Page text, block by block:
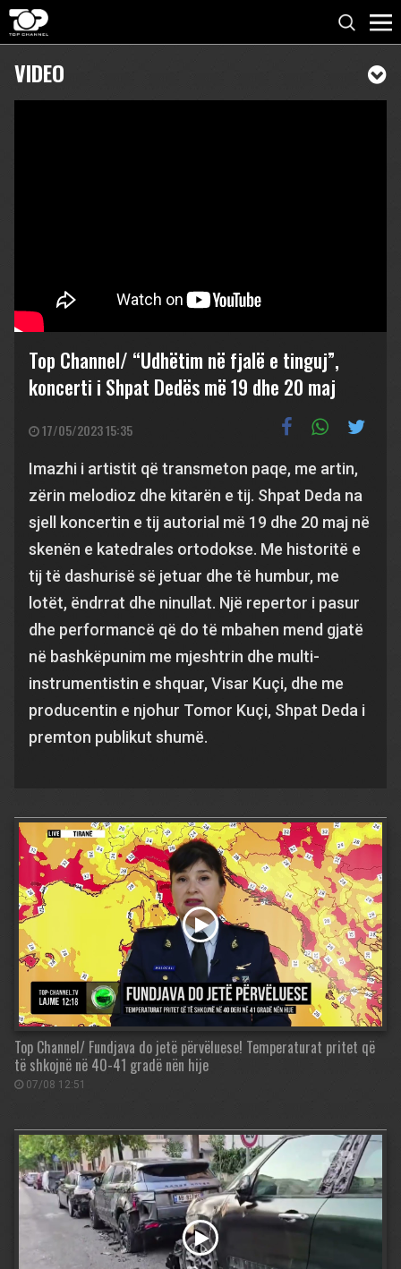
VIDEO
Top Channel/ “Udhëtim në fjalë e tinguj”,
koncerti i Shpat Dedës më 19 dhe 20 maj
17/05/2023 15:35
Imazhi i artistit që transmeton paqe, me artin,
zërin melodioz dhe kitarën e tij. Shpat Deda na
sjell koncertin e tij autorial më 19 dhe 20 maj në
skenën e katedrales ortodokse. Me historitë e
tij të dashurisë së jetuar dhe të humbur, me
lotët, ëndrrat dhe ninullat. Një repertor i pasur
dhe performancë që do të mbahen mend gjatë
në bashkëpunim me mjeshtrin dhe multi-
instrumentistin e shquar, Visar Kuçi, dhe me
producentin e njohur Tomor Kuçi, Shpat Deda i
premton publikut shumë.
Top Channel/ Fundjava do jetë përvëluese! Temperaturat pritet që
të shkojnë në 40-41 gradë nën hije
07/08 12:51